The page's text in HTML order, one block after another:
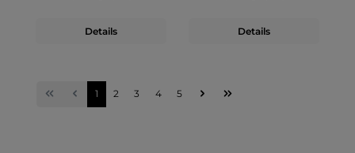
Details Details
1 2 3 4 5